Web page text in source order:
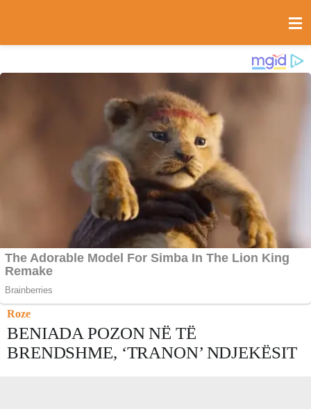
Roze
BENIADA POZON NË TË
BRENDSHME, ‘TRANON’ NDJEKËSIT